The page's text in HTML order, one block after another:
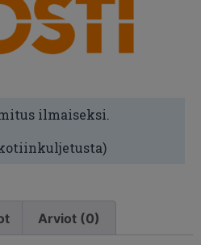
ilmaiseksi.
Arviot (0)